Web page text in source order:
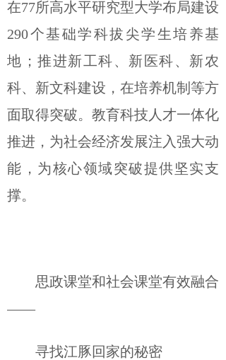
在77所高水平研究型大学布局建设
290个基础学科拔尖学生培养基
地；推进新工科、新医科、新农
科、新文科建设，在培养机制等方
面取得突破。教育科技人才一体化
推进，为社会经济发展注入强大动
能，为核心领域突破提供坚实支
撑。
思政课堂和社会课堂有效融合
——
寻找江豚回家的秘密